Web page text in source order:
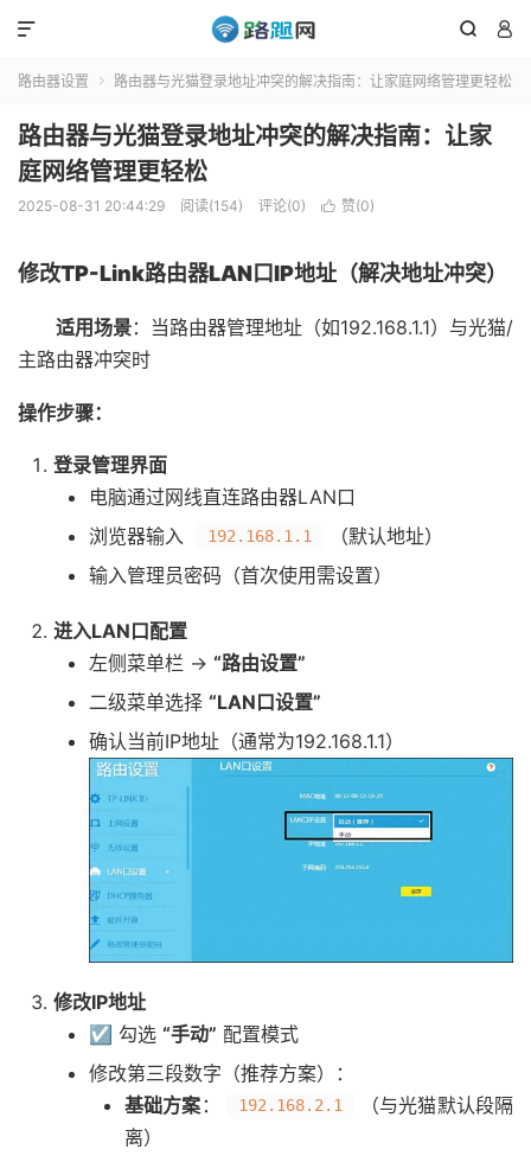
 

路由器设置  路由器与光猫登录地址冲突的解决指南：让家庭网络管理更轻松
路由器与光猫登录地址冲突的解决指南：让家
庭网络管理更轻松
2025-08-31 20:44:29 阅读(154) 评论(0)  赞(0)
修改TP-Link路由器LAN口IP地址（解决地址冲突）
适用场景：当路由器管理地址（如192.168.1.1）与光猫/
主路由器冲突时
操作步骤：
登录管理界面
电脑通过网线直连路由器LAN口
浏览器输入
192.168.1.1
（默认地址）
输入管理员密码（首次使用需设置）
进入LAN口配置
左侧菜单栏 → “路由设置”
二级菜单选择 “LAN口设置”
确认当前IP地址（通常为192.168.1.1）
修改IP地址
☑️ 勾选 “手动” 配置模式
修改第三段数字（推荐方案）：
基础方案 ： 192.168.2.1
（与光猫默认段隔
离）